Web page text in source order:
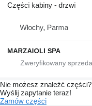
Części kabiny - drzwi
Włochy, Parma
MARZAIOLI SPA
Nie możesz znaleźć części?
Wyślij zapytanie teraz!
Zamów części